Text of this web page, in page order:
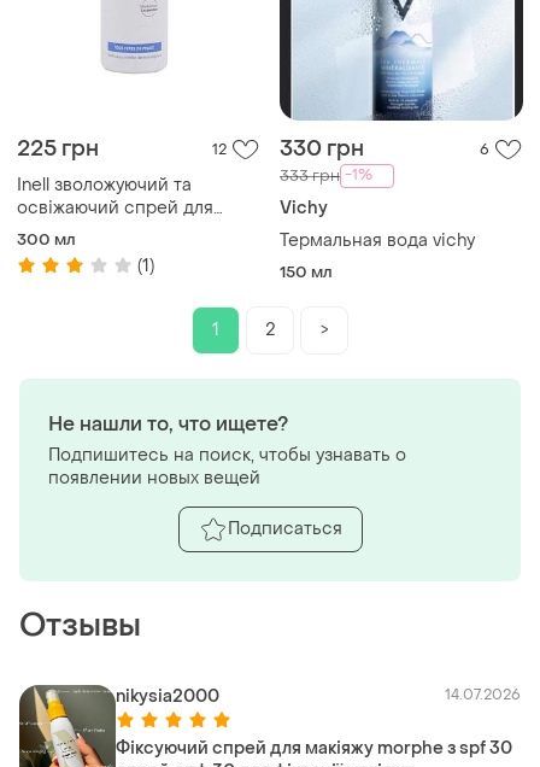
225 грн 12
Inell зволожуючий та
освіжаючий спрей для
обличчя і тіла (термальна
вода), 300 мл
300 мл
(1)
330 грн 6
333 грн -1%
Vichy
Термальная вода vichy
150 мл
1 2 >
Отзывы
nikysia2000 14.07.2026
Фіксуючий спрей для макіяжу morphe з spf 30
Не нашли то, что ищете?
Подпишитесь на поиск, чтобы узнавать о
появлении новых вещей
Подписаться